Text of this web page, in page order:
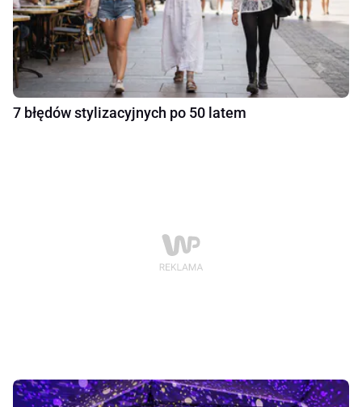
7 błędów stylizacyjnych po 50 latem